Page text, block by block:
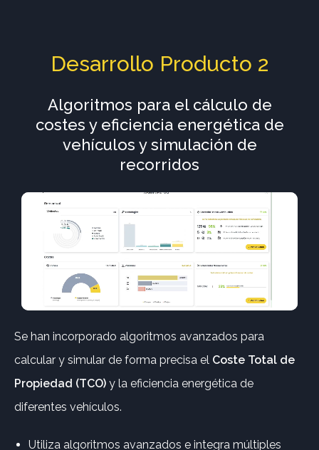
Desarrollo Producto 2
Algoritmos para el cálculo de
costes y eficiencia energética de
vehículos y simulación de
recorridos
Se han incorporado algoritmos avanzados para
calcular y simular de forma precisa el Coste Total de
Propiedad (TCO) y la eficiencia energética de
diferentes vehículos.
Utiliza algoritmos avanzados e integra múltiples